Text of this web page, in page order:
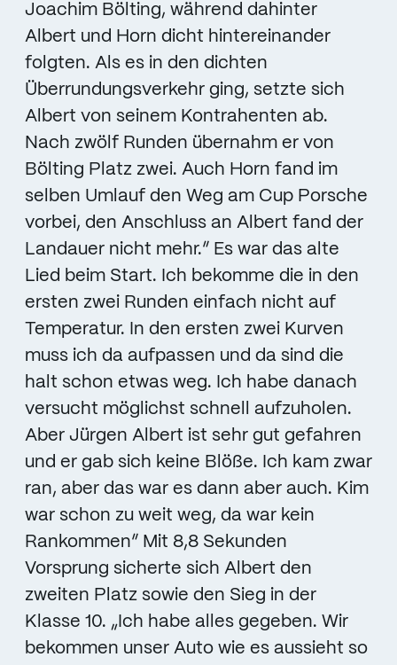
Joachim Bölting, während dahinter
Albert und Horn dicht hintereinander
folgten. Als es in den dichten
Überrundungsverkehr ging, setzte sich
Albert von seinem Kontrahenten ab.
Nach zwölf Runden übernahm er von
Bölting Platz zwei. Auch Horn fand im
selben Umlauf den Weg am Cup Porsche
vorbei, den Anschluss an Albert fand der
Landauer nicht mehr.” Es war das alte
Lied beim Start. Ich bekomme die in den
ersten zwei Runden einfach nicht auf
Temperatur. In den ersten zwei Kurven
muss ich da aufpassen und da sind die
halt schon etwas weg. Ich habe danach
versucht möglichst schnell aufzuholen.
Aber Jürgen Albert ist sehr gut gefahren
und er gab sich keine Blöße. Ich kam zwar
ran, aber das war es dann aber auch. Kim
war schon zu weit weg, da war kein
Rankommen” Mit 8,8 Sekunden
Vorsprung sicherte sich Albert den
zweiten Platz sowie den Sieg in der
Klasse 10. „Ich habe alles gegeben. Wir
bekommen unser Auto wie es aussieht so